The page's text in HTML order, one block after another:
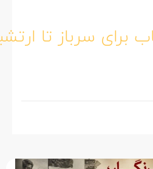
سرباز تا ارتشبد